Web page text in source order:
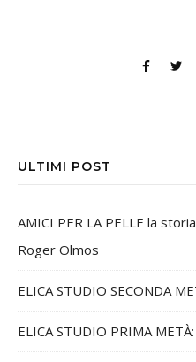
ULTIMI POST
AMICI PER LA PELLE la
Roger Olmos
ELICA STUDIO SECONDA
ELICA STUDIO PRIMA